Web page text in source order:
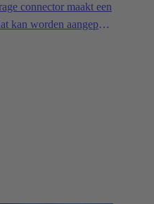
connector maakt een
kan worden aangepast